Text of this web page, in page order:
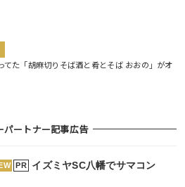
てた「胡麻切りそば酒と肴とそば おおの」がオ
パートナー記事広告
PR イズミヤSC八幡でサマコン